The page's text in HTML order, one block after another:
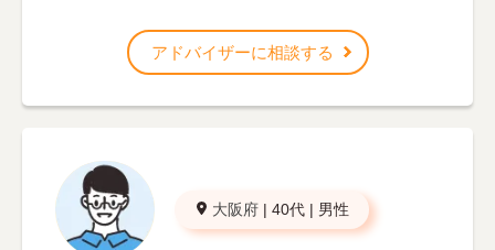
アドバイザーに相談する
大阪府 | 40代 | 男性